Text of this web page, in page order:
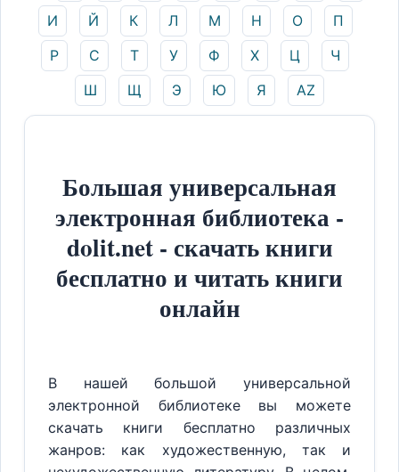
И
Й К Л М Н О
П
Р
С Т У Ф Х Ц
Ч
Ш
Щ Э Ю Я AZ
Большая универсальная
электронная библиотека -
dolit.net - скачать книги
бесплатно и читать книги
онлайн
В нашей большой универсальной
электронной библиотеке вы можете
скачать книги бесплатно различных
жанров: как художественную, так и